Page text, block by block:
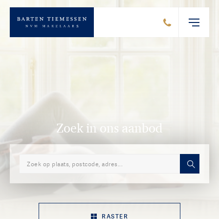
Zoek in ons aanbod
RASTER